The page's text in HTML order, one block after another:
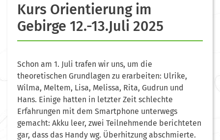
Kurs Orientierung im
Gebirge 12.-13.Juli 2025
Schon am 1. Juli trafen wir uns, um die
theoretischen Grundlagen zu erarbeiten: Ulrike,
Wilma, Meltem, Lisa, Melissa, Rita, Gudrun und
Hans. Einige hatten in letzter Zeit schlechte
Erfahrungen mit dem Smartphone unterwegs
gemacht: Akku leer, zwei Teilnehmende berichteten
gar, dass das Handy wg. Überhitzung abschmierte.